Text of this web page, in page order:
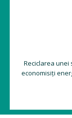
Reciclarea unei
economisiți